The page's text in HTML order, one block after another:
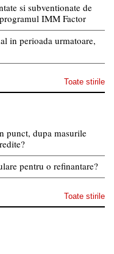
si subventionate de
IMM Factor
in perioada urmatoare,
Toate stirile
punct, dupa masurile
pentru o refinantare?
Toate stirile